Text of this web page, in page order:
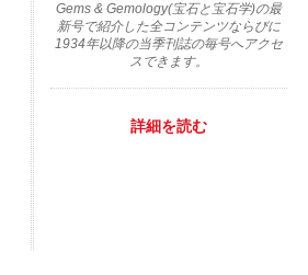
Gems & Gemology(宝石と宝石学)の最
新号で紹介した全コンテンツならびに
1934年以降の当季刊誌の毎号へアクセ
スできます。
詳細を読む